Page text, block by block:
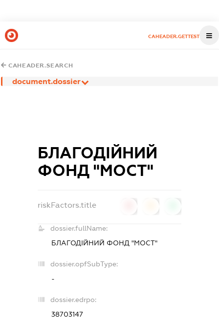
CAHEADER.GETTEST
CAHEADER.SEARCH
document.dossier
БЛАГОДІЙНИЙ
ФОНД "МОСТ"
riskFactors.title
dossier.fullName:
БЛАГОДІЙНИЙ ФОНД "МОСТ"
dossier.opfSubType:
-
dossier.edrpo:
38703147